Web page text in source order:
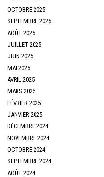
OCTOBRE 2025
SEPTEMBRE 2025
AOÛT 2025
JUILLET 2025
JUIN 2025
MAI 2025
AVRIL 2025
MARS 2025
FÉVRIER 2025
JANVIER 2025
DÉCEMBRE 2024
NOVEMBRE 2024
OCTOBRE 2024
SEPTEMBRE 2024
AOÛT 2024